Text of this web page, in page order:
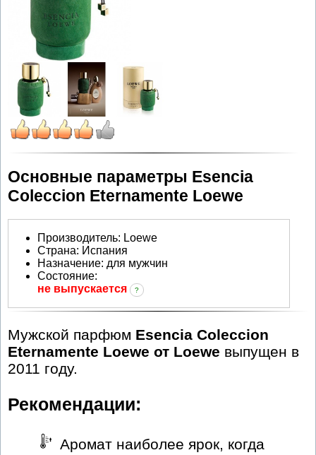
Основные параметры Esencia
Coleccion Eternamente Loewe
Производитель: Loewe
Страна: Испания
Назначение: для мужчин
Состояние:
не выпускается
?
Мужской парфюм Esencia Coleccion
Eternamente Loewe от Loewe выпущен в
2011 году.
Рекомендации:
Аромат наиболее ярок, когда